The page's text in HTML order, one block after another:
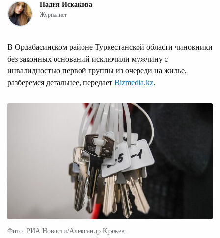
Надия Искакова
Журналист
В Ордабасинском районе Туркестанской области чиновники
без законных оснований исключили мужчину с
инвалидностью первой группы из очереди на жилье,
разберемся детальнее, передает Bizmedia.kz.
Фото: РИА Новости/Александр Кряжев.